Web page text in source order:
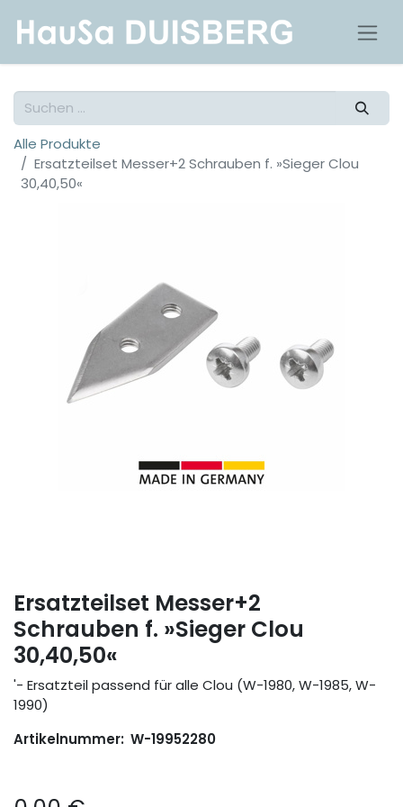
Alle Produkte
Ersatzteilset Messer+2 Schrauben f. »Sieger Clou
30,40,50«
Ersatzteilset Messer+2
Schrauben f. »Sieger Clou
30,40,50«
'- Ersatzteil passend für alle Clou (W-1980, W-1985, W-
1990)
Artikelnummer: W-19952280